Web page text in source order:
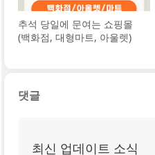
추석 당일에 문여는 쇼핑몰
(백화점, 대형마트, 아울렛)
댓글
최신 업데이트 소식